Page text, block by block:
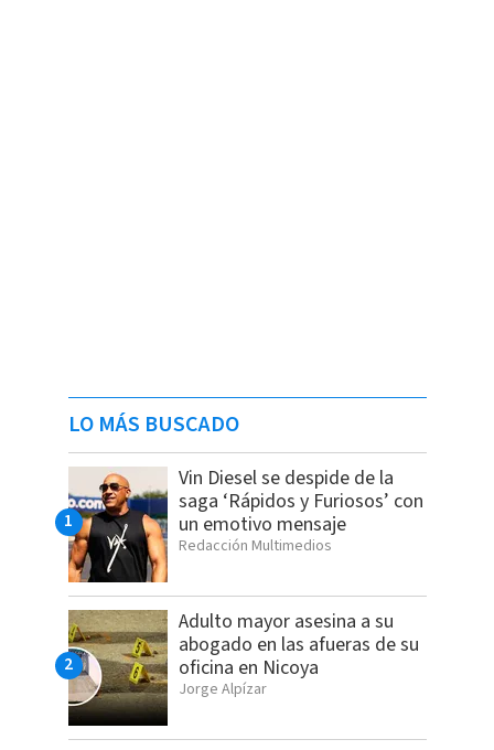
LO MÁS BUSCADO
Vin Diesel se despide de la
saga ‘Rápidos y Furiosos’ con
un emotivo mensaje
Redacción Multimedios
Adulto mayor asesina a su
abogado en las afueras de su
oficina en Nicoya
Jorge Alpízar